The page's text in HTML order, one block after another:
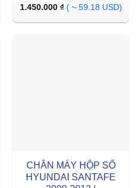
1.450.000 ₫ ( ~ 59.18 USD)
CHÂN MÁY HỘP SỐ
HYUNDAI SANTAFE